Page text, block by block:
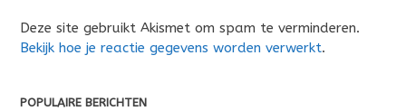
Deze site gebruikt Akismet om spam te verminderen.
Bekijk hoe je reactie gegevens worden verwerkt.
POPULAIRE BERICHTEN